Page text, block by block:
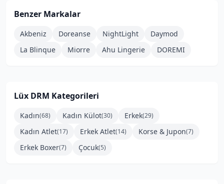
Benzer Markalar
Akbeniz Doreanse NightLight
Daymod
La Blinque
Miorre Ahu Lingerie DOREMI
Lüx DRM Kategorileri
Kadın(68) Kadın Külot(30) Erkek(29)
Kadın Atlet(17) Erkek Atlet(14) Korse & Jupon(7)
Erkek Boxer(7) Çocuk(5)